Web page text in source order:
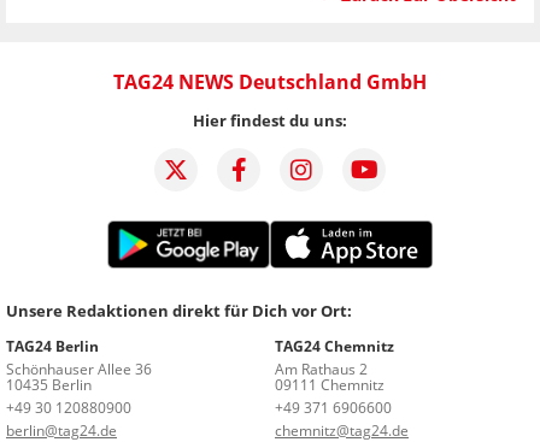
TAG24 NEWS Deutschland GmbH
Hier findest du uns:
Unsere Redaktionen direkt für Dich vor Ort:
TAG24 Berlin
Schönhauser Allee 36
10435 Berlin
+49 30 120880900
berlin@tag24.de
TAG24 Chemnitz
Am Rathaus 2
09111 Chemnitz
+49 371 6906600
chemnitz@tag24.de